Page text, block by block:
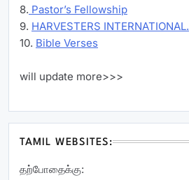
8. Pastor’s Fellowship
9. HARVESTERS INTERNATIONAL.
10. Bible Verses
will update more>>>
TAMIL WEBSITES:
தற்போதைக்கு: